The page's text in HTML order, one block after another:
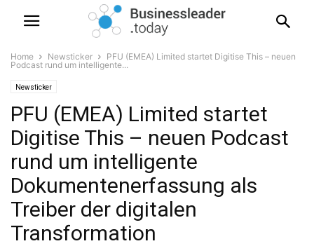
Home Newsticker
PFU (EMEA) Limited startet Digitise This – neuen
Podcast rund um intelligente...
Newsticker
PFU (EMEA) Limited startet
Digitise This – neuen Podcast
rund um intelligente
Dokumentenerfassung als
Treiber der digitalen
Transformation